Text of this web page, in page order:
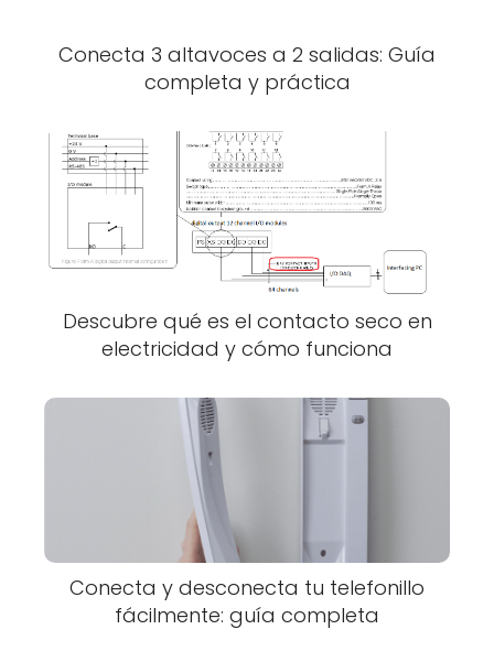
Conecta 3 altavoces a 2 salidas: Guía
completa y práctica
Descubre qué es el contacto seco en
electricidad y cómo funciona
Conecta y desconecta tu telefonillo
fácilmente: guía completa